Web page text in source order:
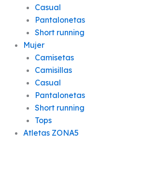
Casual
Pantalonetas
Short running
Mujer
Camisetas
Camisillas
Casual
Pantalonetas
Short running
Tops
Atletas ZONA5